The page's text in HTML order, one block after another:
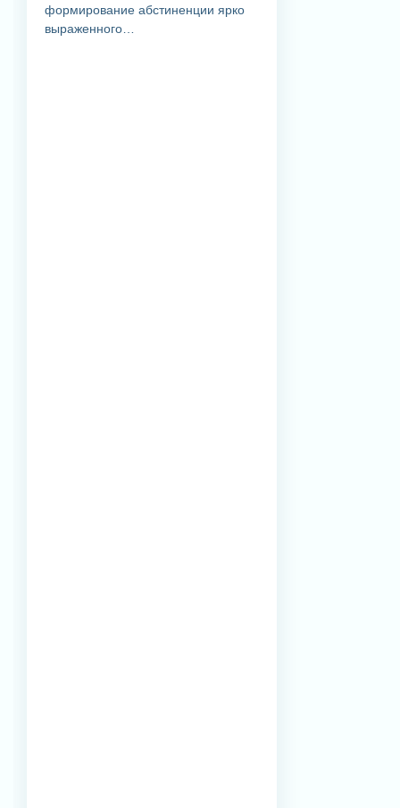
формирование абстиненции ярко
выраженного…